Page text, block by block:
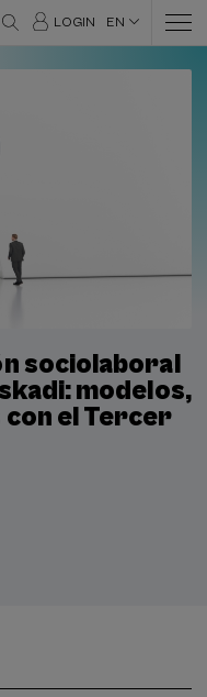
LOGIN EN
sociolaboral
modelos,
el Tercer